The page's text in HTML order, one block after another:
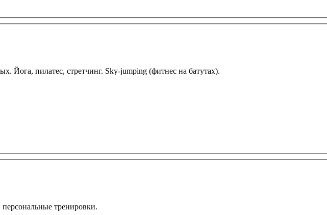
Йога, пилатес, стретчинг. Sky-jumping (фитнес на батутах).
тренировки.